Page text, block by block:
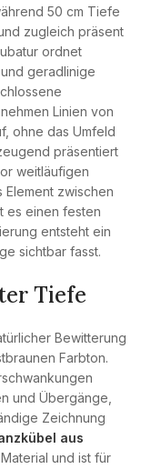
50 cm Tiefe
zugleich präsent
ordnet
geradlinige
Linien von
ohne das Umfeld
präsentiert
weitläufigen
zwischen
es einen festen
entsteht ein
sichtbar fasst.
Tiefe
Bewitterung
Farbton.
und Übergänge,
Zeichnung
aus
und ist für